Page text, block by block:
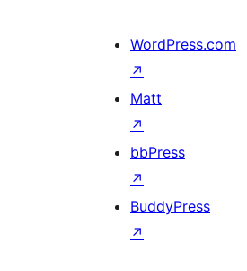
WordPress.com
↗
Matt
↗
bbPress
↗
BuddyPress
↗